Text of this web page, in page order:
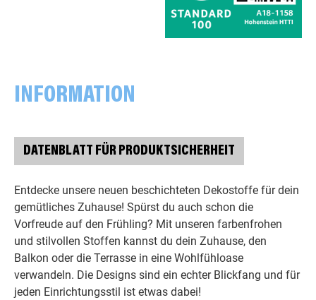
INFORMATION
DATENBLATT FÜR PRODUKTSICHERHEIT
Entdecke unsere neuen beschichteten Dekostoffe für dein
gemütliches Zuhause! Spürst du auch schon die
Vorfreude auf den Frühling? Mit unseren farbenfrohen
und stilvollen Stoffen kannst du dein Zuhause, den
Balkon oder die Terrasse in eine Wohlfühloase
verwandeln. Die Designs sind ein echter Blickfang und für
jeden Einrichtungsstil ist etwas dabei!